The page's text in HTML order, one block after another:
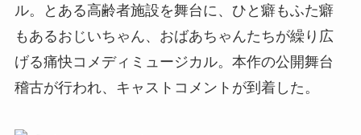
ル。とある高齢者施設を舞台に、ひと癖もふた癖
もあるおじいちゃん、おばあちゃんたちが繰り広
げる痛快コメディミュージカル。本作の公開舞台
稽古が行われ、キャストコメントが到着した。